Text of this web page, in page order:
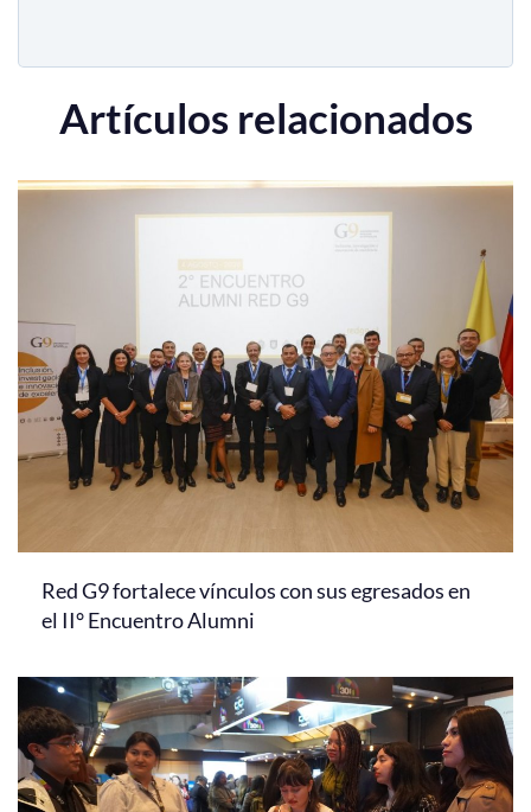
Artículos relacionados
Red G9 fortalece vínculos con sus egresados en
el II° Encuentro Alumni